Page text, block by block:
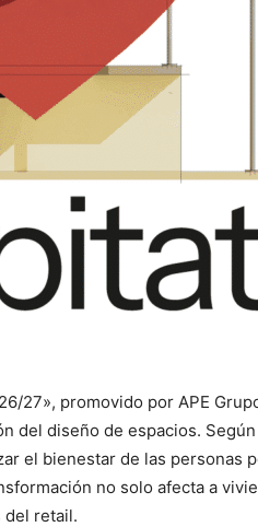
27», promovido por APE
del diseño de espacios.
el bienestar de las personas
no solo afecta a
del retail.